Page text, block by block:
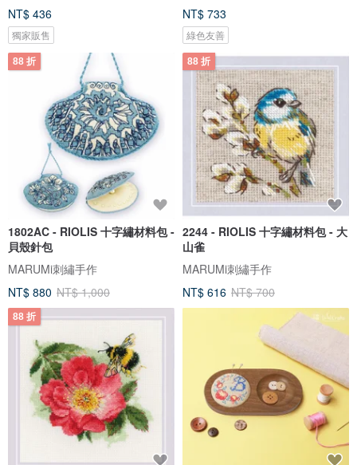
NT$ 436
獨家販售
NT$ 733
綠色友善
88 折
1802AC - RIOLIS 十字繡材料包 -
貝殼針包
MARUMi刺繡手作
NT$ 880 NT$ 1,000
88 折
2244 - RIOLIS 十字繡材料包 - 大
山雀
MARUMi刺繡手作
NT$ 616 NT$ 700
88 折